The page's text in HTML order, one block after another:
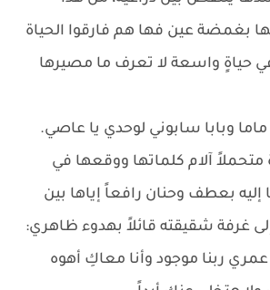
بغمضة عين فها هم فارقوا الحياة
حياةٍ واسعة لا تعرف ما مصيرها
ماما وبابا سابوني لوحدي يا عاصي.
آلام كلماتها ووقعها في
بعطف وحنان رافعاً إياها بين
غرفة شقيقته قائلاً بهدوء ظاهري:
عمري ربنا موجود وأنا معاكِ أهوه